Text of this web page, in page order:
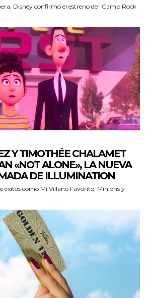
Disney confirmó el estreno de "Camp Rock
Y TIMOTHÉE CHALAMET
«NOT ALONE», LA NUEVA
DE ILLUMINATION
éxitos como Mi Villano Favorito, Minions y